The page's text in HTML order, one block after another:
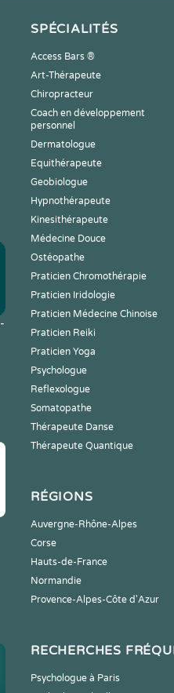
SPÉCIALITÉS
Access Bars ®
Art-Thérapeute
Chiropracteur
Coach en développement
personnel
Dermatologue
Equithérapeute
Geobiologue
Hypnothérapeute
Kinesithérapeute
Médecine Douce
Ostéopathe
Praticien Chromothérapie
Praticien Iridologie
Praticien Médecine Chinoise
Praticien Reiki
Praticien Yoga
Psychologue
Reflexologue
Somatopathe
Thérapeute Danse
Thérapeute Quantique
RÉGIONS
Auvergne-Rhône-Alpes
Corse
Hauts-de-France
Normandie
Provence-Alpes-Côte d'Azur
RECHERCHES
Psychologue à Paris